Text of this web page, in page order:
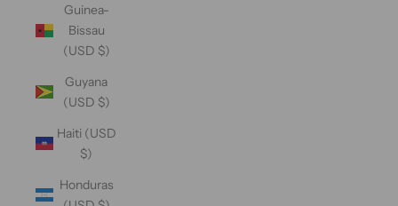
Guinea-
Bissau
(USD $)
Guyana
(USD $)
Haiti (USD
$)
Honduras